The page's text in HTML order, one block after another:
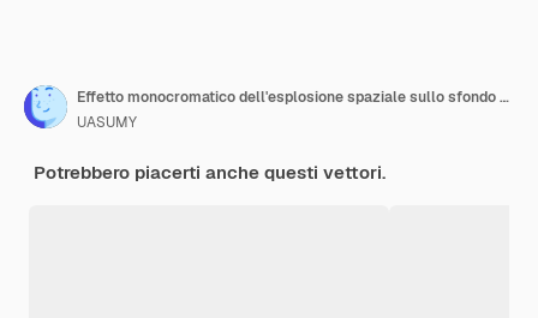
Effetto monocromatico dell'esplosione spaziale sullo sfondo del pianeta illustrazione vettoriale fantastica futuristica
UASUMY
Potrebbero piacerti anche questi vettori.